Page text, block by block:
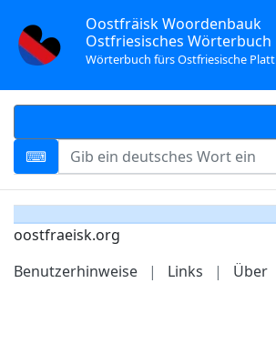
Oostfräisk Woordenbauk
Ostfriesisches Wörterbuch
Wörterbuch fürs Ostfriesische Platt
oostfraeisk.org
Benutzerhinweise
| Links | Über